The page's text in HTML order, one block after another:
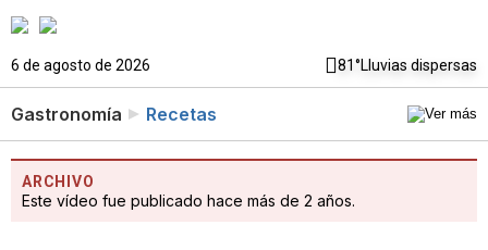
6 de agosto de 2026 81°Lluvias dispersas
Gastronomía Recetas
ARCHIVO
Este vídeo fue publicado hace más de 2 años.